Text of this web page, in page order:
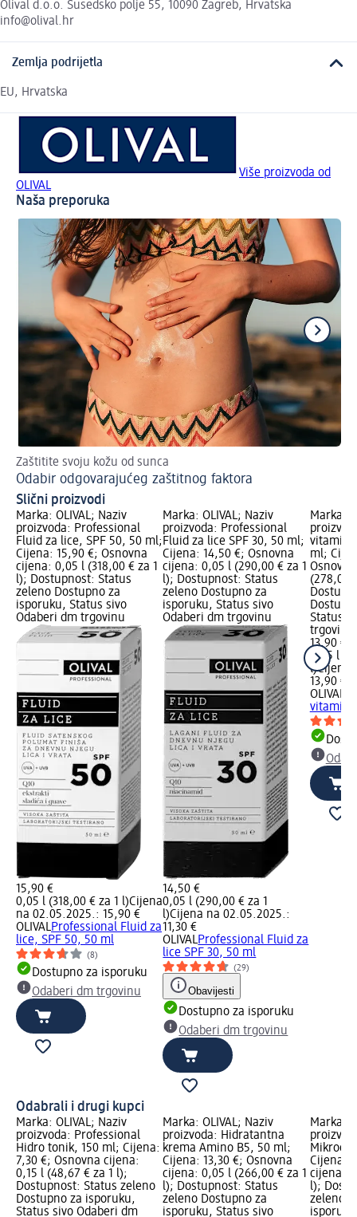
Olival d.o.o. Susedsko polje 55, 10090 Zagreb, Hrvatska
info@olival.hr
Zemlja podrijetla
EU, Hrvatska
Više proizvoda od
OLIVAL
Naša preporuka
Zaštitite svoju kožu od sunca
Odabir odgovarajućeg zaštitnog faktora
Slični proizvodi
Marka: OLIVAL; Naziv
proizvoda: Professional
Fluid za lice, SPF 50, 50 ml;
Cijena: 15,90 €; Osnovna
cijena: 0,05 l (318,00 € za 1
l); Dostupnost: Status
zeleno Dostupno za
isporuku, Status sivo
Odaberi dm trgovinu
15,90 €
0,05 l (318,00 € za 1 l)Cijena
na 02.05.2025.: 15,90 €
OLIVALProfessional Fluid za
lice, SPF 50, 50 ml
(8)
Dostupno za isporuku
Odaberi dm trgovinu
Marka: OLIVAL; Naziv
proizvoda: Professional
Fluid za lice SPF 30, 50 ml;
Cijena: 14,50 €; Osnovna
cijena: 0,05 l (290,00 € za 1
l); Dostupnost: Status
zeleno Dostupno za
isporuku, Status sivo
Odaberi dm trgovinu
14,50 €
0,05 l (290,00 € za 1
l)Cijena na 02.05.2025.:
11,30 €
OLIVALProfessional Fluid za
lice SPF 30, 50 ml
(29)
Obavijesti
Dostupno za isporuku
Odaberi dm trgovinu
Marka:
ml;
(278,00
Status
trgovinu
13,90 €
0,05 l
l)Cijena
13,90 €
OLIVAL
Odabrali i drugi kupci
Marka: OLIVAL; Naziv
proizvoda: Professional
Hidro tonik, 150 ml; Cijena:
7,30 €; Osnovna cijena:
0,15 l (48,67 € za 1 l);
Dostupnost: Status zeleno
Dostupno za isporuku,
Status sivo Odaberi dm
Marka: OLIVAL; Naziv
proizvoda: Hidratantna
krema Amino B5, 50 ml;
Cijena: 13,30 €; Osnovna
cijena: 0,05 l (266,00 € za 1
l); Dostupnost: Status
zeleno Dostupno za
isporuku, Status sivo
Marka:
Cijena:
cijena:
l);
zeleno